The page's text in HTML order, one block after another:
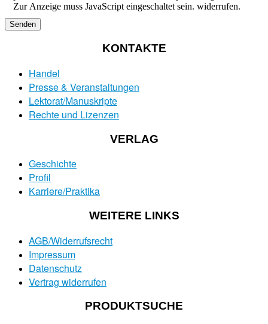
Zur Anzeige muss JavaScript eingeschaltet sein. widerrufen.
Senden
KONTAKTE
Handel
Presse & Veranstaltungen
Lektorat/Manuskripte
Rechte und Lizenzen
VERLAG
Geschichte
Profil
Karriere/Praktika
WEITERE LINKS
AGB/Widerrufsrecht
Impressum
Datenschutz
Vertrag widerrufen
PRODUKTSUCHE